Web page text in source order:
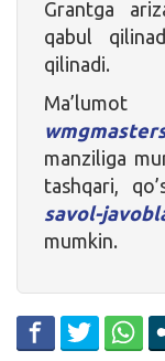
Grantga
qabul
qilinadi.
manziliga
tashqari,
savol-
mumkin.